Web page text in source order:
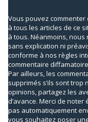
Vous pouvez
à tous les articles de ce
à tous. Néanmoins,
sans explication ni
conforme à nos règles
commentaire
Par ailleurs, les
supprimés s’ils sont
opinions, partagez les
d’avance. Merci de
pas automatiquement
vous souhaitez poser